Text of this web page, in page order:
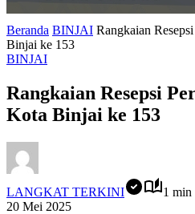
Beranda BINJAI Rangkaian
Binjai ke 153
BINJAI
Rangkaian Resepsi
Kota Binjai ke 153
LANGKAT TERKINI
1 min
20 Mei 2025